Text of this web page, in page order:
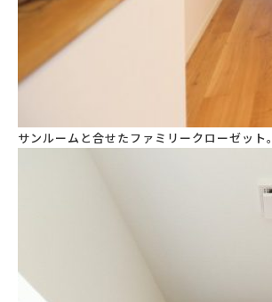
サンルームと合せたファミリークローゼット。